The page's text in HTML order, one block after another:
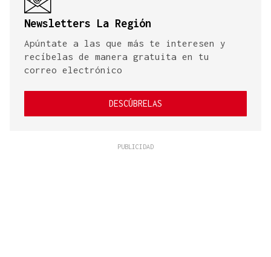
Newsletters La Región
Apúntate a las que más te interesen y
recíbelas de manera gratuita en tu
correo electrónico
DESCÚBRELAS